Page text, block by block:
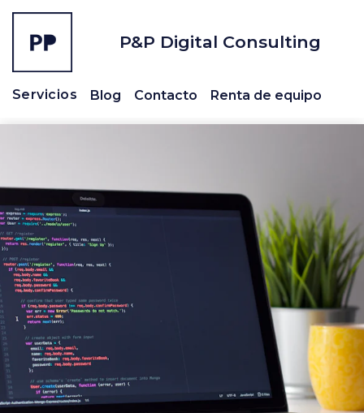
P&P Digital Consulting
Servicios Blog Contacto Renta de equipo